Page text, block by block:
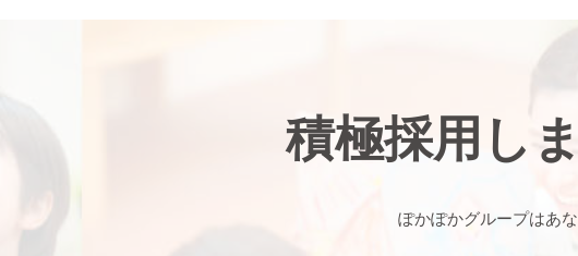
積極採用し
ぽかぽかグループはあ